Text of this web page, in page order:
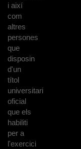
i així
com
altres
persones
que
disposin
d'un
títol
universitari
oficial
que els
habiliti
per a
l'exercici